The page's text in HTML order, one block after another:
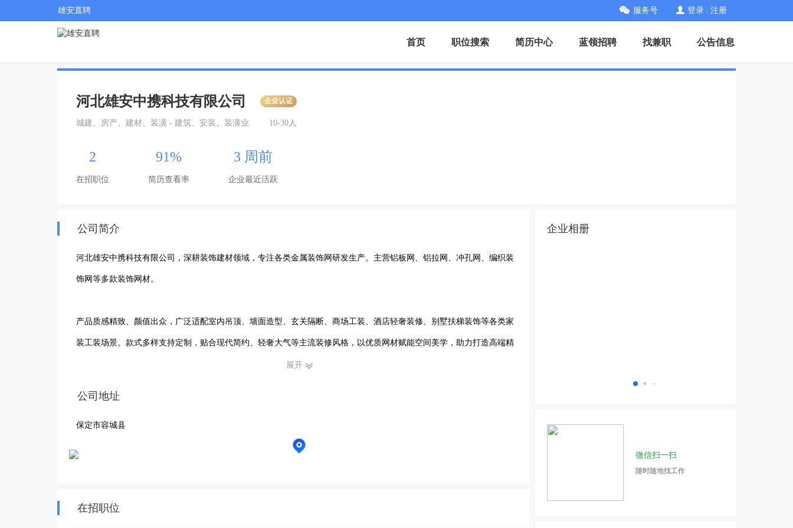
雄安直聘 服务号 登录 注册
首页 职位搜索 简历中心 蓝领招聘 找兼职 公告信息
河北雄安中携科技有限公司 企业认证
城建、房产、建材、装潢 - 建筑、安装、装潢业 10-30人
2
在招职位
91%
简历查看率
3 周前
企业最近活跃
公司简介
河北雄安中携科技有限公司，深耕装饰建材领域，专注各类金属装饰网研发生产。主营铝板网、铝拉网、冲孔网、编织装
饰网等多款装饰网材。
产品质感精致、颜值出众，广泛适配室内吊顶、墙面造型、玄关隔断、商场工装、酒店轻奢装修、别墅扶梯装饰等各类家
装工装场景。款式多样支持定制，贴合现代简约、轻奢大气等主流装修风格，以优质网材赋能空间美学，助力打造高端精
展开
公司地址
保定市容城县
在招职位
企业相册
微信扫一扫
随时随地找工作